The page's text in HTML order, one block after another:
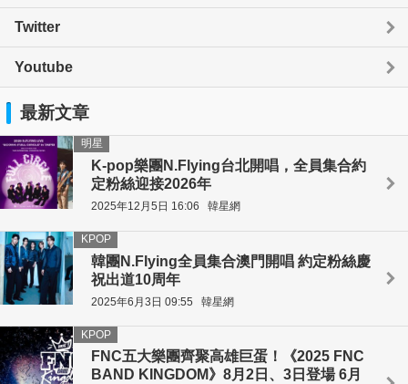
Twitter
Youtube
最新文章
K-pop樂團N.Flying台北開唱，全員集合約
定粉絲迎接2026年
明星
2025年12月5日 16:06 韓星網
韓團N.Flying全員集合澳門開唱 約定粉絲慶
祝出道10周年
KPOP
2025年6月3日 09:55 韓星網
FNC五大樂團齊聚高雄巨蛋！《2025 FNC
BAND KINGDOM》8月2日、3日登場 6月
KPOP